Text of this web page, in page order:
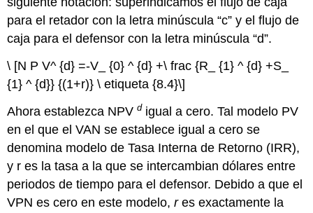
para el retador con la letra minúscula “c” y el flujo de
caja para el defensor con la letra minúscula “d”.
\ [N P V^ {d} =-V_ {0} ^ {d} +\ frac {R_ {1} ^ {d} +S_
{1} ^ {d}} {(1+r)} \ etiqueta {8.4}\]
Ahora establezca NPVd igual a cero. Tal modelo PV
en el que el VAN se establece igual a cero se
denomina modelo de Tasa Interna de Retorno (IRR),
y r es la tasa a la que se intercambian dólares entre
periodos de tiempo para el defensor. Debido a que el
VPN es cero en este modelo,res exactamente la